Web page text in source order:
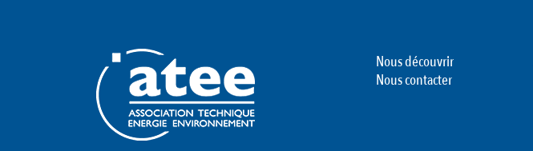
Nous découvrir
Nous contacter